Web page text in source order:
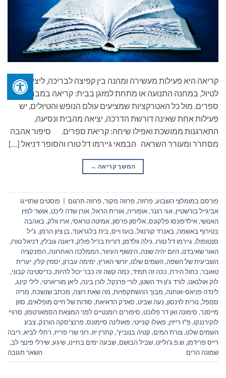
קריאה היא פעילות מעשירה ומהנה בין קפיצה לבריכה, ליציאה
לטיול, במחנה התנועה או מתחת למזגן בבית: קריאה במבחר
ספרים. מול כל האטרקציות שמציעים עולם הנופש והטיולים, יש
פעילות אחת שאינה דורשת הדרכה, יציאה מהבית ונסיעה,
התארגנות ממושכת ואפילו שיחה: קריאת ספרים. סיפור אהבה
מסחרר ומעורר השראה הבמאי גיירמו דל טורו והסופר דניאל […]
המשך קריאה →
פורסם במומלצי השבוע,פרוזה,פרוזה מקור,פרוזה תרגום
פוסטים שתוייגו
אביגייל בורשטיין,אגי רגנר,אופוריה,אורית הראל,אורן שדה ליכט,אושר למין
האנושי,אילדפונסו פלקונס,אליסון פרסון,אמיטה טראסי,ארז וולק, באהבה
בטירוף באשמה, באנרד קורנוול, בועז וייס, בית בלגראנד, בן ציון הרמן, ג'יל
סנטופולו, גיירמו דל טורו, גילה וולדמן,דורית בריל פולק,דיאנה גובלין,דניאל טורו,
האור שאיבדנו,היום יהיה שונה,הינשוף העיוור,הממלכה האחרונה,הפונקציה
השביעית של השפה,השמים שלנו,יורשי הארץ,ימימה עברון,יסמין קלין,יערית
טאובר, כחול הירח, ככה זה תמיד, כמה קשה זה כבר יכול להיות, כריסטינה קבוני,
לוק אולנאט,לורד ג'ון ויד השטן,לורי פרנקל,לורן בינה,ליאן מוריארטי,לילי קינג,
לינדה פניאס-אוחנה, מבוך ההשתקפויות, מה שאת רוצה, מכתב שנשכח, מריה
סמפל, נורית לוינסון, נעה שביט, סאדק הדאיאת, סודות של חיים מופלאים, סוזן
מייסנר, סימונה ואן דר פלוכט, סיפורים רומנטיים לפני המצאת הסמארטפון, סרגיי
לוקירננקו,פ"ז רייזין,פאולו קונייטי,פאולינה סיימונס,פרנצ'סקה הורנק,צבע
השמים שלנו,צורת המים, קטיה בנוביץ', קתרין יוז, רוני שרי פרייז, רחלי לביא, ריבה
רייס פרידמן,ש.פ.ג'ולייט,שביל הבושם,שבעה ימים בחיינו,שיגע,שירלי פינצי לב,
שמונה הרים
השאר תגובה